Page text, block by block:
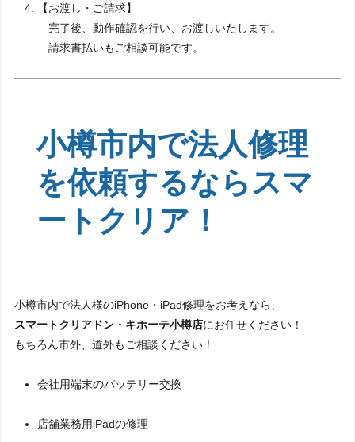
【お渡し・ご請求】
完了後、動作確認を行い、お渡しいたします。
請求書払いもご相談可能です。
小樽市内で法人修理
を依頼するならスマ
ートクリア！
小樽市内で法人様のiPhone・iPad修理をお考えなら、
スマートクリアドン・キホーテ小樽店にお任せください！
もちろん市外、道外もご相談ください！
会社用端末のバッテリー交換
店舗業務用iPadの修理